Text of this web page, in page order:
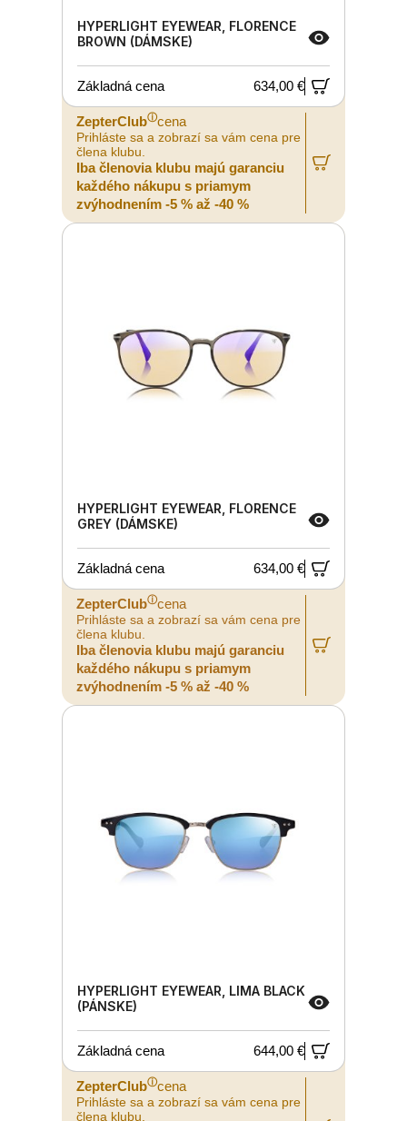
HYPERLIGHT EYEWEAR, FLORENCE
BROWN (DÁMSKE)
Základná cena 634,00 €
ZepterClubⓘcena
Prihláste sa a zobrazí sa vám cena pre
člena klubu.
Iba členovia klubu majú garanciu
každého nákupu s priamym
zvýhodnením -5 % až -40 %
HYPERLIGHT EYEWEAR, FLORENCE
GREY (DÁMSKE)
Základná cena 634,00 €
ZepterClubⓘcena
Prihláste sa a zobrazí sa vám cena pre
člena klubu.
Iba členovia klubu majú garanciu
každého nákupu s priamym
zvýhodnením -5 % až -40 %
HYPERLIGHT EYEWEAR, LIMA BLACK
(PÁNSKE)
Základná cena 644,00 €
ZepterClubⓘcena
Prihláste sa a zobrazí sa vám cena pre
člena klubu.